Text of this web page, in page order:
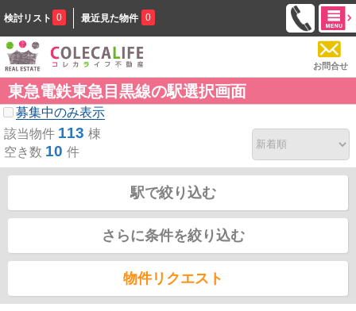
検討リスト 0 最近見た物件 0
お問合せ
東急電鉄東急目黒線の駅選択画面
募集中のみ表示
該当物件 113 棟
空き数 10 件
駅で絞り込む
さらに条件を絞り込む
物件リクエスト